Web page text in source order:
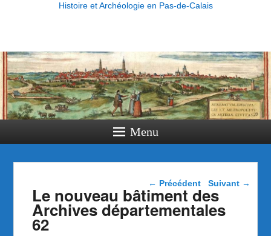
Histoire et Archéologie en Pas-de-Calais
Menu
Navigation dans les
← Précédent Suivant →
Le nouveau bâtiment des
Archives départementales
62